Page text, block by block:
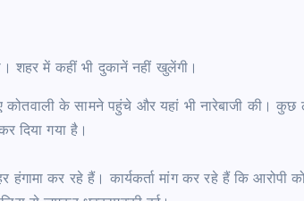
शहर में कहीं भी दुकानें नहीं खुलेंगी।
के सामने पहुंचे और यहां भी नारेबाजी की। कुछ
दिया गया है।
कर रहे हैं। कार्यकर्ता मांग कर रहे हैं कि आरोपी